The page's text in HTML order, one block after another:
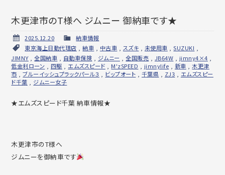
木更津市のT様へ ジムニー 御納車です★
2025.12.20
納車情報
東京海上日動代理店 ,納車 中古車 スズキ 未使用車 ,SUZUKI
JIMNY,全国納車 自動車保険 ジムニー ,全国販売 JB64W jimny4×4
低金利ローン
四駆 エムズスピード M'zSPEED jimnylife 新車 ,木更津
市 ,ブルーイッシュプラックパール３ ビップオート 千葉県 ZJ3
エムズスピー
ド千葉
ジムニー女子
★エムズスピード千葉 納車情報★
木更津市のT様へ
ジムニーを御納車です